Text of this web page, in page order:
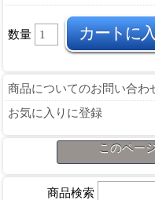
数量
商品についてのお問い合わ
お気に入りに登録
このペー
商品検索